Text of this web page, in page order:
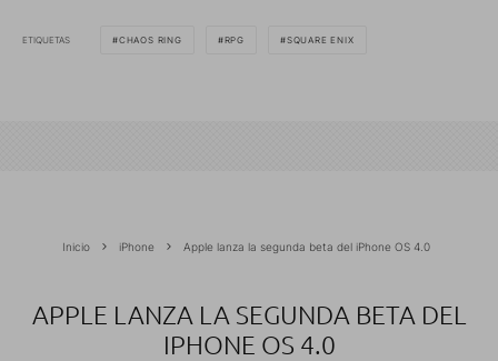
ETIQUETAS CHAOS RING RPG SQUARE ENIX
Inicio iPhone Apple lanza la segunda beta del iPhone OS 4.0
APPLE LANZA LA SEGUNDA BETA DEL
IPHONE OS 4.0